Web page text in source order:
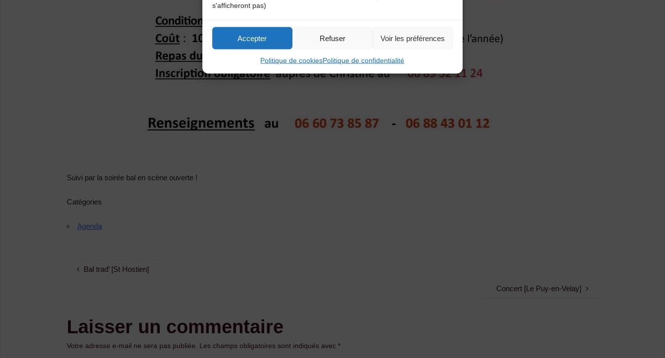
s'afficheront pas)
Accepter Refuser Voir les préférences
Politique de cookiesPolitique de confidentialité
Suivi par la soirée bal en scène ouverte !
Catégories
Agenda
Bal trad’ [St Hostien]
Concert [Le Puy-en-Velay]
Laisser un commentaire
Votre adresse e-mail ne sera pas publiée. Les champs obligatoires sont indiqués avec*